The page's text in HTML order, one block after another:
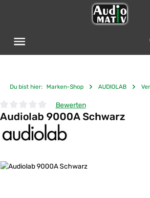
Du bist hier: Marken-Shop AUDIOLAB
Durchschnittliche Bewertung von 0 von 5
Bewerten
Audiolab 9000A Schwarz
Bildergalerie überspringen